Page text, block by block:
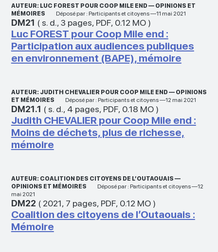
AUTEUR: LUC FOREST POUR COOP MILE END — OPINIONS ET
MÉMOIRES
Déposé par : Participants et citoyens —11 mai 2021
DM21 ( s. d., 3 pages, PDF, 0.12 MO)
Luc FOREST pour Coop Mile end :
Participation aux audiences publiques
en environnement (BAPE), mémoire
AUTEUR: JUDITH CHEVALIER POUR COOP MILE END — OPINIONS
ET MÉMOIRES
Déposé par : Participants et citoyens —12 mai 2021
DM21.1 ( s. d., 4 pages, PDF, 0.18 MO)
Judith CHEVALIER pour Coop Mile end :
Moins de déchets, plus de richesse,
mémoire
AUTEUR: COALITION DES CITOYENS DE L’OUTAOUAIS —
OPINIONS ET MÉMOIRES
Déposé par : Participants et citoyens —12
mai 2021
DM22 ( 2021, 7 pages, PDF, 0.12 MO)
Coalition des citoyens de l’Outaouais :
Mémoire